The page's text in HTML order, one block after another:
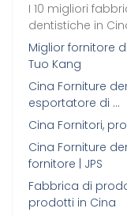
I 10 migliori
dentistiche in
Miglior fornitore
Tuo Kang
Cina Forniture
esportatore di …
Cina Fornitori,
Cina Forniture
fornitore | JPS
Fabbrica di
prodotti in Cina